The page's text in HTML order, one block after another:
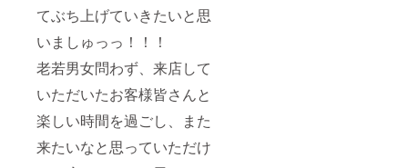
てぶち上げていきたいと思
いましゅっっ！！！
老若男女問わず、来店して
いただいたお客様皆さんと
楽しい時間を過ごし、また
来たいなと思っていただけ